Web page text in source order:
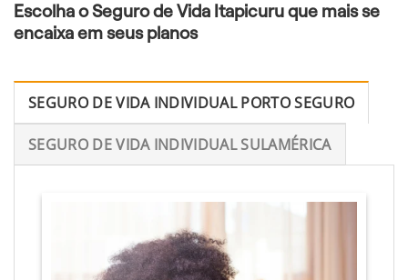
Escolha o Seguro de Vida Itapicuru que mais se
encaixa em seus planos
SEGURO DE VIDA INDIVIDUAL PORTO SEGURO
SEGURO DE VIDA INDIVIDUAL SULAMÉRICA